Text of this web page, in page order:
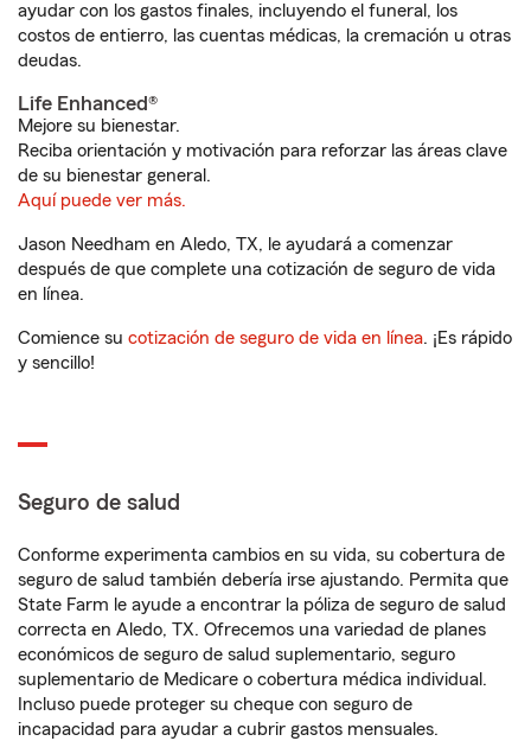
ayudar con los gastos finales, incluyendo el funeral, los
costos de entierro, las cuentas médicas, la cremación u otras
deudas.
Life Enhanced®
Mejore su bienestar.
Reciba orientación y motivación para reforzar las áreas clave
de su bienestar general.
Aquí puede ver más.
Jason Needham en Aledo, TX, le ayudará a comenzar
después de que complete una cotización de seguro de vida
en línea.
Comience su cotización de seguro de vida en línea. ¡Es rápido
y sencillo!
Seguro de salud
Conforme experimenta cambios en su vida, su cobertura de
seguro de salud también debería irse ajustando. Permita que
State Farm le ayude a encontrar la póliza de seguro de salud
correcta en Aledo, TX. Ofrecemos una variedad de planes
económicos de seguro de salud suplementario, seguro
suplementario de Medicare o cobertura médica individual.
Incluso puede proteger su cheque con seguro de
incapacidad para ayudar a cubrir gastos mensuales.